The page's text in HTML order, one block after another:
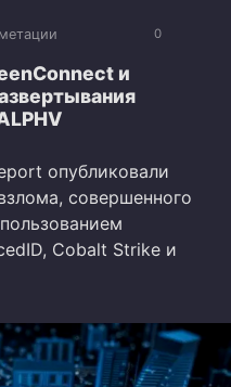
0
и
опубликовали
совершенного
Cobalt Strike и